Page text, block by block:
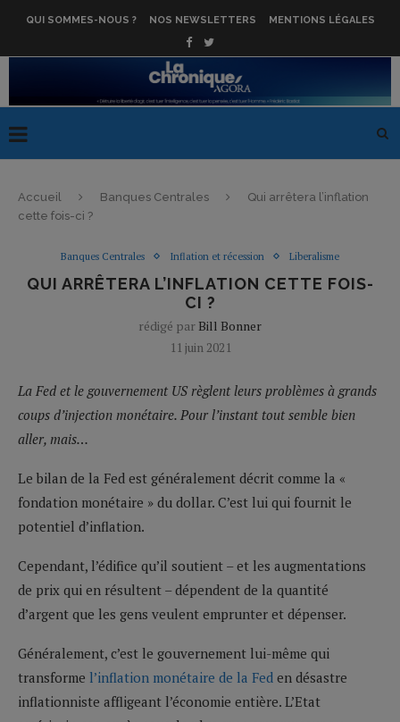
QUI SOMMES-NOUS ? NOS NEWSLETTERS MENTIONS LÉGALES
Accueil Banques Centrales
Qui arrêtera l’inflation
cette fois-ci ?
Banques Centrales Inflation et récession Liberalisme
QUI ARRÊTERA L’INFLATION CETTE FOIS-
CI ?
rédigé par Bill Bonner
11 juin 2021
La Fed et le gouvernement US règlent leurs problèmes à grands
coups d’injection monétaire. Pour l’instant tout semble bien
aller, mais…
Le bilan de la Fed est généralement décrit comme la «
fondation monétaire » du dollar. C’est lui qui fournit le
potentiel d’inflation.
Cependant, l’édifice qu’il soutient – et les augmentations
de prix qui en résultent – dépendent de la quantité
d’argent que les gens veulent emprunter et dépenser.
Généralement, c’est le gouvernement lui-même qui
transforme l’inflation monétaire de la Fed en désastre
inflationniste affligeant l’économie entière. L’Etat